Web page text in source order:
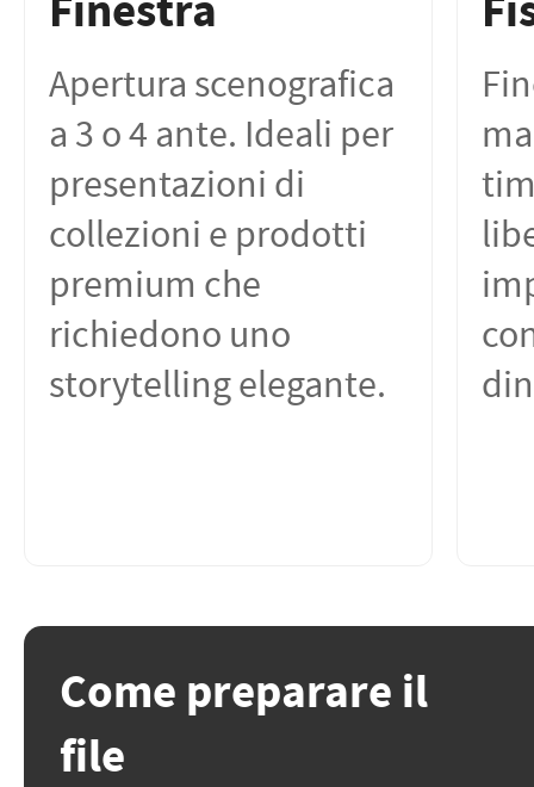
Finestra
Apertura scenografica
a 3 o 4 ante. Ideali per
presentazioni di
collezioni e prodotti
premium che
richiedono uno
storytelling elegante.
Come preparare il
file